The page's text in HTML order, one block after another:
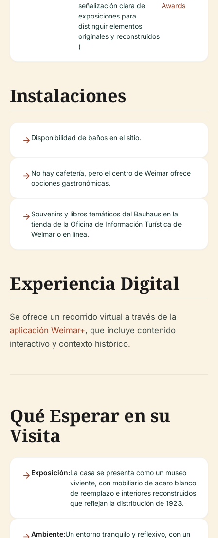
señalización clara de
exposiciones para
distinguir elementos
originales y reconstruidos
(
Awards
Instalaciones
Disponibilidad de baños en el sitio.
No hay cafetería, pero el centro de Weimar ofrece
opciones gastronómicas.
Souvenirs y libros temáticos del Bauhaus en la
tienda de la Oficina de Información Turística de
Weimar o en línea.
Experiencia Digital
Se ofrece un recorrido virtual a través de la
aplicación Weimar+, que incluye contenido
interactivo y contexto histórico.
Qué Esperar en su
Visita
Exposición:La casa se presenta como un museo
viviente, con mobiliario de acero blanco
de reemplazo e interiores reconstruidos
que reflejan la distribución de 1923.
Ambiente:Un entorno tranquilo y reflexivo, con un